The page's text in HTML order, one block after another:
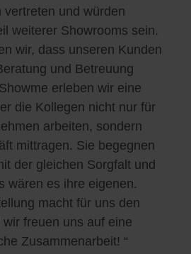
vertreten und würden
weiterer Showrooms sein.
wir, dass unseren Kunden
und Betreuung
erleben wir eine
die Kollegen nicht nur für
arbeiten, sondern
mittragen. Sie begegnen
der gleichen Sorgfalt und
wären es ihre eigenen.
macht für uns den
freuen uns auf eine
Zusammenarbeit! “